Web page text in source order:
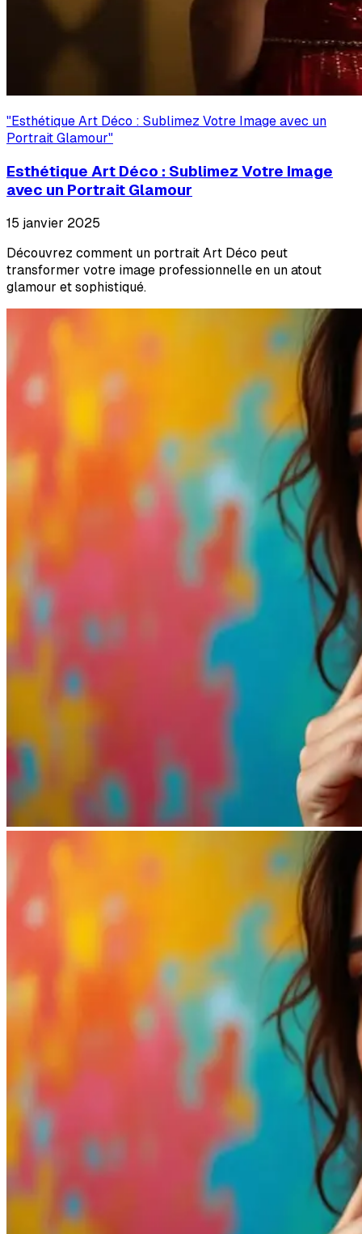
"Esthétique Art Déco : Sublimez Votre Image avec un
Portrait Glamour"
Esthétique Art Déco : Sublimez Votre Image
avec un Portrait Glamour
15 janvier 2025
Découvrez comment un portrait Art Déco peut
transformer votre image professionnelle en un atout
glamour et sophistiqué.